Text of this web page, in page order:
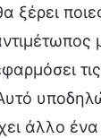
ξέρει
άλλο